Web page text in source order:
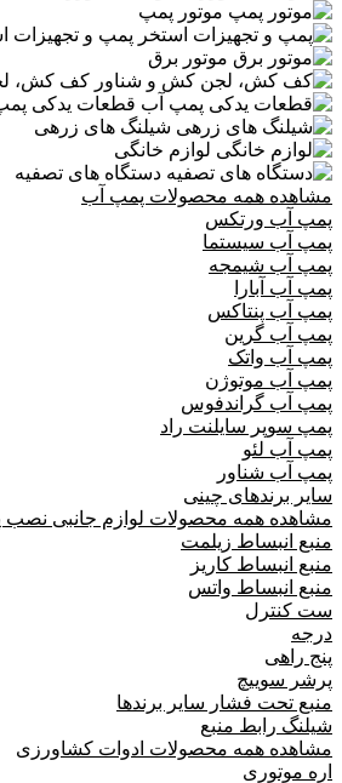
موتور پمپ
پمپ و تجهیزات
موتور برق
کف کش،
قطعات یدکی
شیلنگ های زرهی
لوازم خانگی
دستگاه های تصفیه
مشاهده همه محصولات پمپ آب
پمپ آب ورتکس
پمپ آب سیستما
پمپ آب شیمجه
پمپ آب آبارا
پمپ آب پنتاکس
پمپ آب گرین
پمپ آب واتک
پمپ آب موتوژن
پمپ آب گراندفوس
پمپ سوپر سایلنت راد
پمپ آب لئو
پمپ آب شناور
سایر برندهای چینی
مشاهده همه محصولات لوازم جانبی
منبع انبساط زیلمت
منبع انبساط کاریز
منبع انبساط واتس
ست کنترل
درجه
پنج راهی
پرشر سوییچ
منبع تحت فشار سایر برندها
شیلنگ رابط منبع
مشاهده همه محصولات ادوات کشاورزی
اره موتوری